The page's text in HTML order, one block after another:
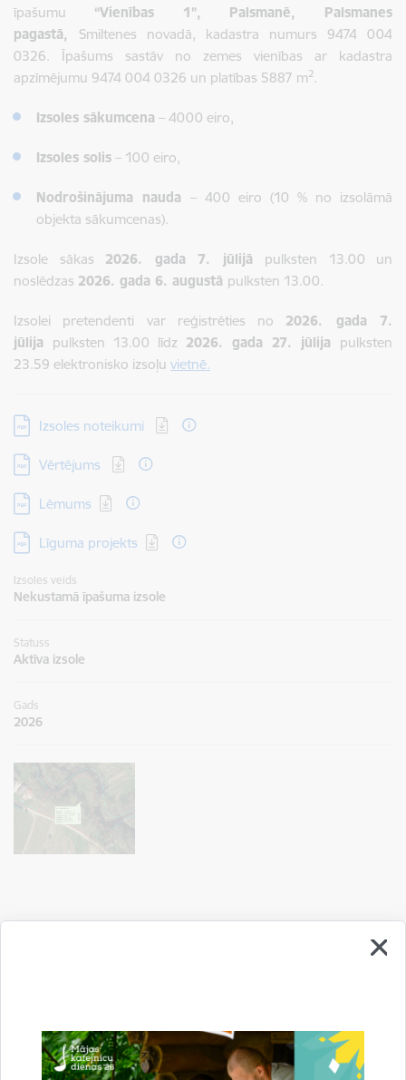
īpašumu “Vienības 1”, Palsmanē, Palsmanes
pagastā, Smiltenes novadā, kadastra numurs 9474 004
0326. Īpašums sastāv no zemes vienības ar kadastra
apzīmējumu 9474 004 0326 un platības 5887 m2.
Izsoles sākumcena – 4000 eiro,
Izsoles solis – 100 eiro,
Nodrošinājuma nauda – 400 eiro (10 % no izsolāmā
objekta sākumcenas).
Izsole sākas 2026. gada 7. jūlijā pulksten 13.00 un
noslēdzas 2026. gada 6. augustā pulksten 13.00.
Izsolei pretendenti var reģistrēties no 2026. gada 7.
jūlija pulksten 13.00 līdz 2026. gada 27. jūlija pulksten
23.59 elektronisko izsoļu vietnē.
Lejupielādēt:
Izsoles noteikumi
Lejupielādēt:
Vērtējums
Lejupielādēt:
Lēmums
Lejupielādēt:
Līguma projekts
Izsoles veids
Nekustamā īpašuma izsole
Statuss
Aktīva izsole
Gads
2026